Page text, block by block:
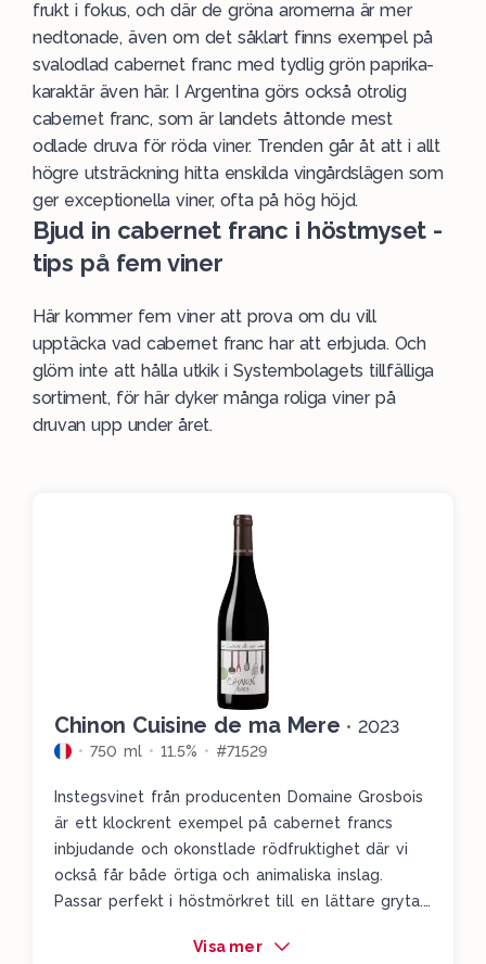
frukt i fokus, och där de gröna aromerna är mer
nedtonade, även om det såklart finns exempel på
svalodlad cabernet franc med tydlig grön paprika-
karaktär även här. I Argentina görs också otrolig
cabernet franc, som är landets åttonde mest
odlade druva för röda viner. Trenden går åt att i allt
högre utsträckning hitta enskilda vingårdslägen som
ger exceptionella viner, ofta på hög höjd.
Bjud in cabernet franc i höstmyset -
tips på fem viner
Här kommer fem viner att prova om du vill
upptäcka vad cabernet franc har att erbjuda. Och
glöm inte att hålla utkik i Systembolagets tillfälliga
sortiment, för här dyker många roliga viner på
druvan upp under året.
Chinon Cuisine de ma Mere • 2023
750 ml 11.5% #71529
Instegsvinet från producenten Domaine Grosbois
är ett klockrent exempel på cabernet francs
inbjudande och okonstlade rödfruktighet där vi
också får både örtiga och animaliska inslag.
Passar perfekt i höstmörkret till en lättare gryta.
beställningssortimentet (303 kr) för den som vill
Visa mer